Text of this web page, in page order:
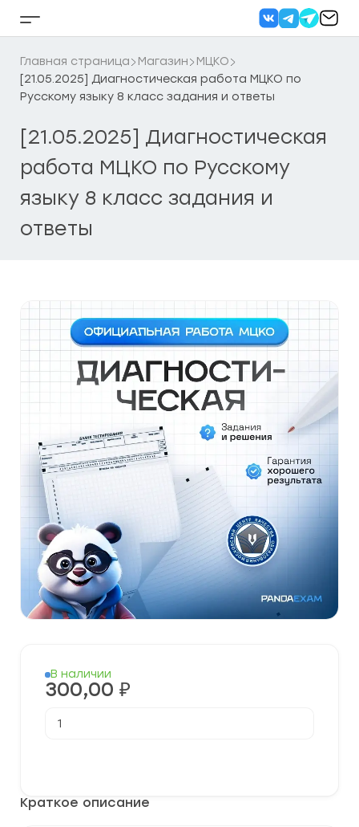
Кнопка
бокового
меню
Главная страница Магазин
МЦКО
[21.05.2025] Диагностическая работа МЦКО по
Русскому языку 8 класс задания и ответы
[21.05.2025] Диагностическая
работа МЦКО по Русскому
языку 8 класс задания и
ответы
Краткое описание
В наличии
300,00 ₽
товара
Русскому